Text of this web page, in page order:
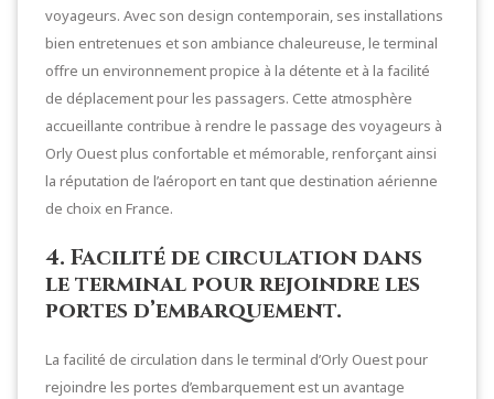
voyageurs. Avec son design contemporain, ses installations
bien entretenues et son ambiance chaleureuse, le terminal
offre un environnement propice à la détente et à la facilité
de déplacement pour les passagers. Cette atmosphère
accueillante contribue à rendre le passage des voyageurs à
Orly Ouest plus confortable et mémorable, renforçant ainsi
la réputation de l’aéroport en tant que destination aérienne
de choix en France.
4. Facilité de circulation dans
le terminal pour rejoindre les
portes d’embarquement.
La facilité de circulation dans le terminal d’Orly Ouest pour
rejoindre les portes d’embarquement est un avantage